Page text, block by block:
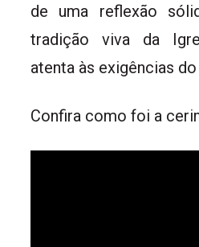
de uma reflexão
tradição viva da
atenta às exigências
Confira como foi a